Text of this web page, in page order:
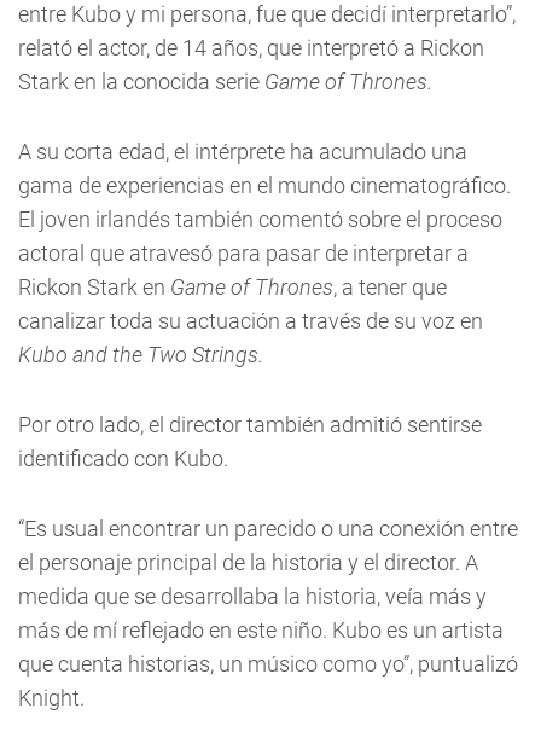
entre Kubo y mi persona, fue que decidí interpretarlo”,
relató el actor, de 14 años, que interpretó a Rickon
Stark en la conocida serie Game of Thrones.
A su corta edad, el intérprete ha acumulado una
gama de experiencias en el mundo cinematográfico.
El joven irlandés también comentó sobre el proceso
actoral que atravesó para pasar de interpretar a
Rickon Stark en Game of Thrones, a tener que
canalizar toda su actuación a través de su voz en
Kubo and the Two Strings.
Por otro lado, el director también admitió sentirse
identificado con Kubo.
“Es usual encontrar un parecido o una conexión entre
el personaje principal de la historia y el director. A
medida que se desarrollaba la historia, veía más y
más de mí reflejado en este niño. Kubo es un artista
que cuenta historias, un músico como yo”, puntualizó
Knight.